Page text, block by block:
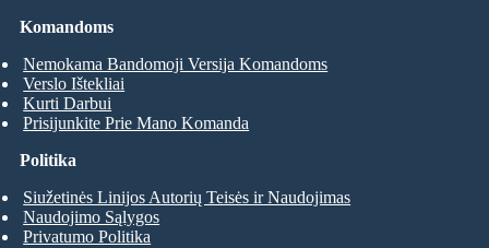
Komandoms
Nemokama Bandomoji Versija Komandoms
Verslo Ištekliai
Kurti Darbui
Prisijunkite Prie Mano Komanda
Politika
Siužetinės Linijos Autorių Teisės ir Naudojimas
Naudojimo Sąlygos
Privatumo Politika